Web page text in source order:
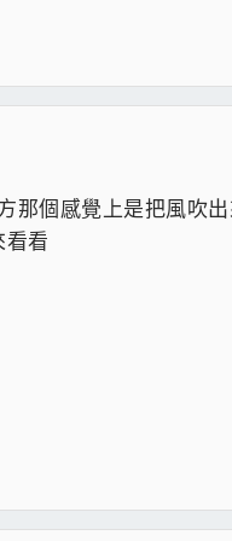
那個感覺上是把風吹
看看